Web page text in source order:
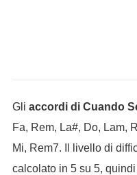
Gli accordi di Cuando
Fa, Rem, La#, Do, Lam,
Mi, Rem7. Il livello di
calcolato in 5 su 5,